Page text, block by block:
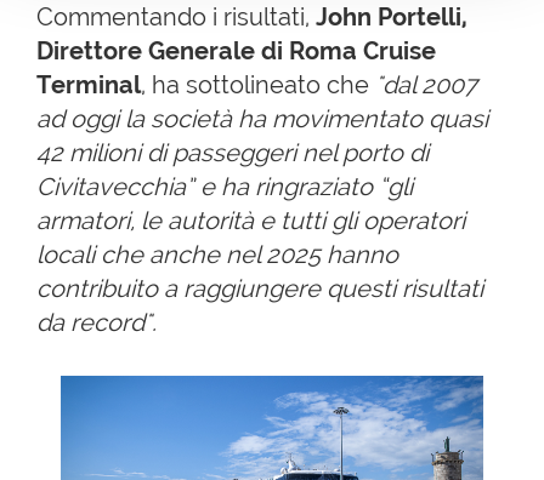
Commentando i risultati, John Portelli,
Direttore Generale di Roma Cruise
Terminal, ha sottolineato che "dal 2007
ad oggi la società ha movimentato quasi
42 milioni di passeggeri nel porto di
Civitavecchia” e ha ringraziato “gli
armatori, le autorità e tutti gli operatori
locali che anche nel 2025 hanno
contribuito a raggiungere questi risultati
da record".